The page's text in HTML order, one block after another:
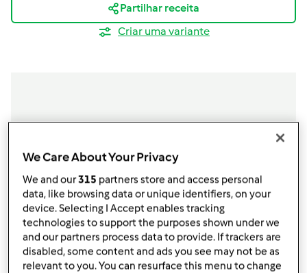
Partilhar receita
Criar uma variante
6ovos
raspa e sumo de 1 limão
Adicionar à lista de compras
We Care About Your Privacy
We and our315 partners store and access personal
data, like browsing data or unique identifiers, on your
device. Selecting I Accept enables tracking
technologies to support the purposes shown under we
and our partners process data to provide. If trackers are
disabled, some content and ads you see may not be as
relevant to you. You can resurface this menu to change